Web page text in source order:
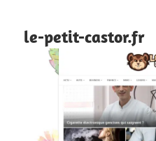
le-petit-castor.fr